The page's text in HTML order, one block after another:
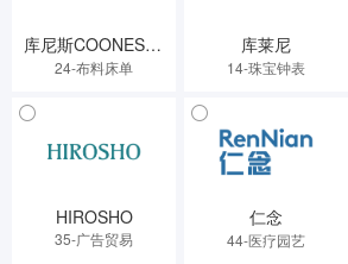
库尼斯COONESSR
24-布料床单
库莱尼
14-珠宝钟表
HIROSHO
35-广告贸易
仁念
44-医疗园艺